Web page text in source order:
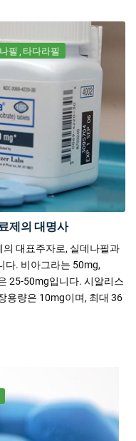
필 타다라필
제의 대명사
대표주자로, 실데나필과
다. 비아그라는 50mg,
25-50mg입니다. 시알리스
용량은 10mg이며, 최대 36